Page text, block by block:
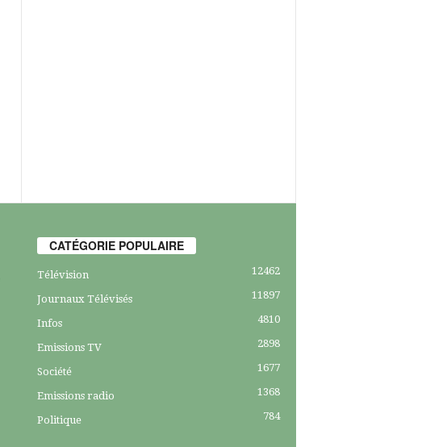
CATÉGORIE POPULAIRE
Télévision 12462
Journaux Télévisés 11897
Infos 4810
Emissions TV 2898
Société 1677
Emissions radio 1368
Politique 784